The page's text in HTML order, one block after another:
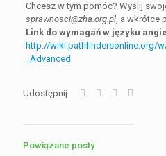
Chcesz w tym pomóc? Wyślij
sprawnosci@zha.org.pl, a wkrótce
Link do wymagań w języku
http://wiki.pathfindersonline.org/
_Advanced
Udostępnij
Powiązane posty